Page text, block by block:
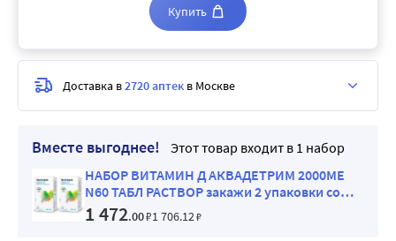
Вместе выгоднее!
Этот товар входит в 1 набор
НАБОР ВИТАМИН Д АКВАДЕТРИМ 2000МЕ
N60 ТАБЛ РАСТВОР закажи 2 упаковки со
скидкой 200 рублей
1 472.00₽1 706.12₽
Купить
Доставка в2720 аптек в Москве